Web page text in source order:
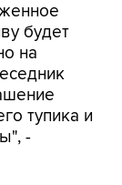
будет
на
тупика и
-